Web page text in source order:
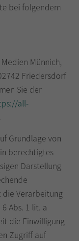
bei folgendem
Münnich,
Friedersdorf
Sie der
all-
.
Grundlage von
berechtigtes
Darstellung
Verarbeitung
Abs. 1 lit. a
die Einwilligung
Zugriff auf